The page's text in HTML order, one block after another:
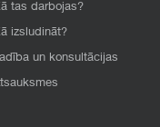
tas darbojas?
izsludināt?
un konsultācijas